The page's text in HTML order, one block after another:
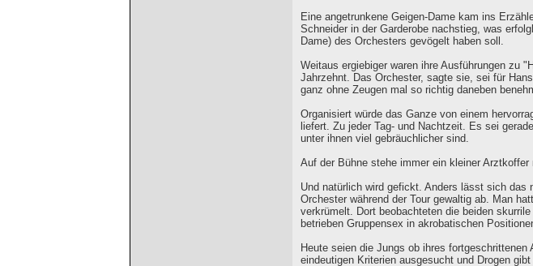
Eine angetrunkene Geigen-Dame kam ins
Schneider in der Garderobe nachstieg, was
Dame) des Orchesters gevögelt haben soll.
Weitaus ergiebiger waren ihre Ausführungen zu
Jahrzehnt. Das Orchester, sagte sie, sei für
ganz ohne Zeugen mal so richtig daneben
Organisiert würde das Ganze von einem
liefert. Zu jeder Tag- und Nachtzeit. Es sei
unter ihnen viel gebräuchlicher sind.
Auf der Bühne stehe immer ein kleiner
Und natürlich wird gefickt. Anders lässt sich
Orchester während der Tour gewaltig ab. Man
verkrümelt. Dort beobachteten die beiden
betrieben Gruppensex in akrobatischen
Heute seien die Jungs ob ihres
eindeutigen Kriterien ausgesucht und Drogen